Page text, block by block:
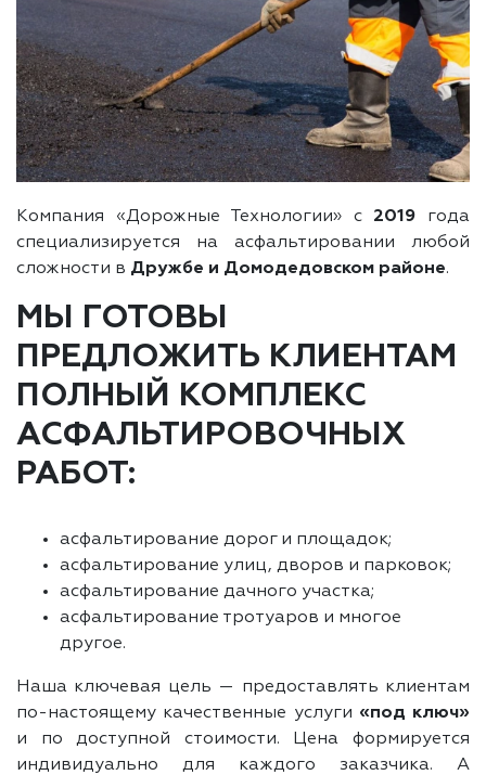
Компания «Дорожные Технологии» с 2019 года
специализируется на асфальтировании любой
сложности в Дружбе и Домодедовском районе.
МЫ ГОТОВЫ
ПРЕДЛОЖИТЬ КЛИЕНТАМ
ПОЛНЫЙ КОМПЛЕКС
АСФАЛЬТИРОВОЧНЫХ
РАБОТ:
асфальтирование дорог и площадок;
асфальтирование улиц, дворов и парковок;
асфальтирование дачного участка;
асфальтирование тротуаров и многое
другое.
Наша ключевая цель — предоставлять клиентам
по-настоящему качественные услуги «под ключ»
и по доступной стоимости. Цена формируется
индивидуально для каждого заказчика. А